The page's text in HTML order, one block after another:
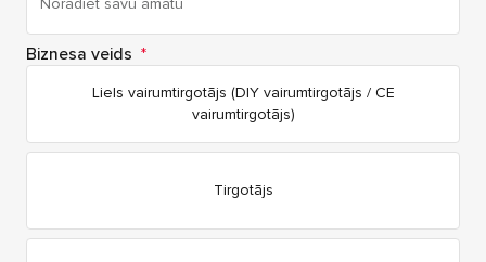
Biznesa veids *
Liels vairumtirgotājs (DIY vairumtirgotājs / CE
vairumtirgotājs)
Tirgotājs